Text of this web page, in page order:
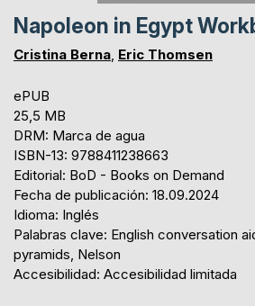
Napoleon in Egypt
Cristina Berna, Eric Thomsen
ePUB
25,5 MB
DRM: Marca de agua
ISBN-13: 9788411238663
Editorial: BoD - Books on Demand
Fecha de publicación: 18.09.2024
Idioma: Inglés
Palabras clave: English conversation
pyramids, Nelson
Accesibilidad: Accesibilidad limitada